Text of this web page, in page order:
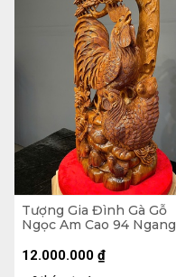
Tượng Gia Đình Gà Gỗ
Ngọc Am Cao 94 Ngang
12.000.000 ₫